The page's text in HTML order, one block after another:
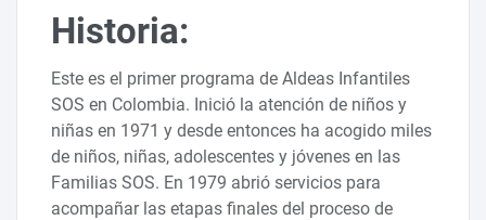
Historia:
Este es el primer programa de Aldeas Infantiles
SOS en Colombia. Inició la atención de niños y
niñas en 1971 y desde entonces ha acogido miles
de niños, niñas, adolescentes y jóvenes en las
Familias SOS. En 1979 abrió servicios para
acompañar las etapas finales del proceso de